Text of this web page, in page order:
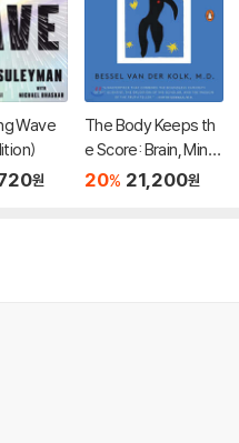
Wave
원
The Body Keeps th
e Score: Brain, Mind,
and Body in the Heal
20% 21,200원